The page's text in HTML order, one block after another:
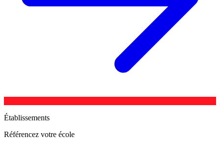
Établissements
Référencez votre école